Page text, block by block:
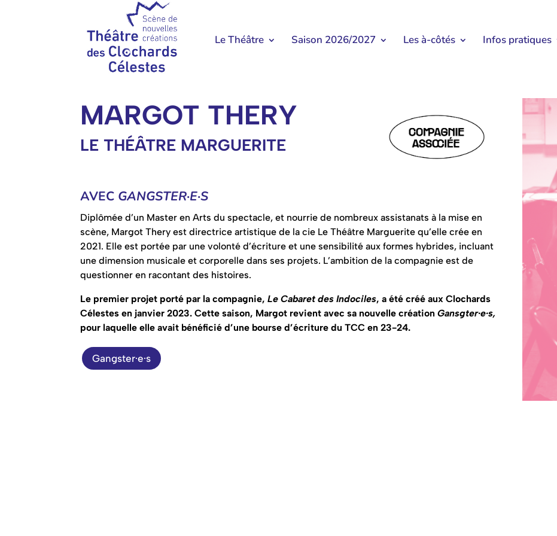
Le Théâtre Saison 2026/2027 Les à-côtés Infos pratiques
MARGOT THERY
LE THÉÂTRE MARGUERITE
AVEC GANGSTER·E·S
Diplômée d’un Master en Arts du spectacle, et nourrie de nombreux assistanats à la mise en
scène, Margot Thery est directrice artistique de la cie Le Théâtre Marguerite qu’elle crée en
2021. Elle est portée par une volonté d’écriture et une sensibilité aux formes hybrides, incluant
une dimension musicale et corporelle dans ses projets. L’ambition de la compagnie est de
questionner en racontant des histoires.
Le premier projet porté par la compagnie, Le Cabaret des Indociles, a été créé aux Clochards
Célestes en janvier 2023. Cette saison, Margot revient avec sa nouvelle créationGansgter·e·s,
pour laquelle elle avait bénéficié d’une bourse d’écriture du TCC en 23-24.
Gangster·e·s